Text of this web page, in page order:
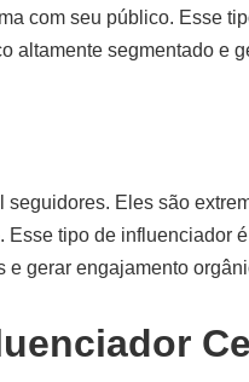
com seu público. Esse
altamente segmentado e
Eles são
tipo de influenciador
e gerar engajamento